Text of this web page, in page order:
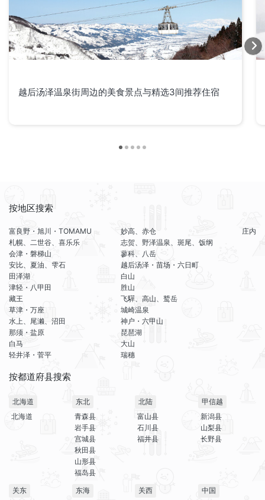
越后汤泽温泉街周边的美食景点与精选3间推荐住宿
按地区搜索
富良野・旭川・TOMAMU
札幌、二世谷、喜乐乐
会津・磐梯山
安比、夏油、雫石
田泽湖
津轻・八甲田
藏王
草津・万座
水上、尾濑、沼田
那须・盐原
白马
轻井泽・菅平
妙高、赤仓
志贺、野泽温泉、斑尾、饭纲
蓼科、八岳
越后汤泽・苗场・六日町
白山
胜山
飞驒、高山、鹫岳
城崎温泉
神户・六甲山
琵琶湖
大山
瑞穗
庄内
按都道府县搜索
北海道
北海道
东北
青森县
岩手县
宫城县
秋田县
山形县
福岛县
北陆
富山县
石川县
福井县
甲信越
新潟县
山梨县
长野县
关东
东海
关西
中国